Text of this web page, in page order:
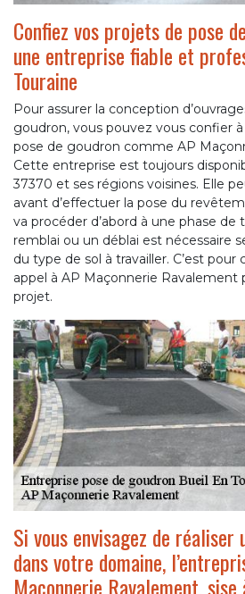
Confiez vos projets de pose
une entreprise fiable et
Touraine
Pour assurer la conception
goudron, vous pouvez vous confier
pose de goudron comme AP
Cette entreprise est toujours
37370 et ses régions voisines. Elle
avant d’effectuer la pose du
va procéder d’abord à une phase de
remblai ou un déblai est nécessaire
du type de sol à travailler. C’est pour
appel à AP Maçonnerie Ravalement
projet.
Si vous envisagez de réaliser
dans votre domaine,
Maçonnerie Ravalement, sise